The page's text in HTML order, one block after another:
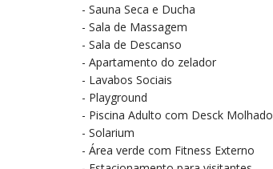
- Sauna Seca e Ducha
- Sala de Massagem
- Sala de Descanso
- Apartamento do zelador
- Lavabos Sociais
- Playground
- Piscina Adulto com Desck Molhado
- Solarium
- Área verde com Fitness Externo